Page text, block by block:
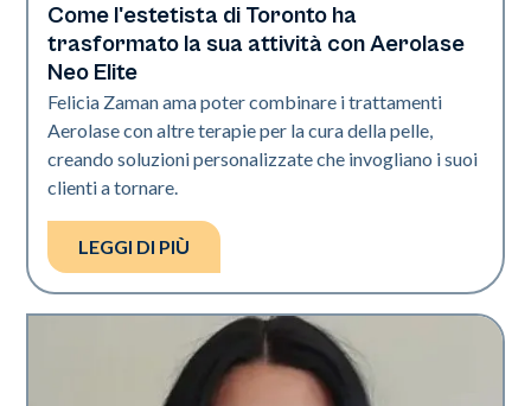
Neo Elite
Come l'estetista di Toronto ha
trasformato la sua attività con Aerolase
Neo Elite
Felicia Zaman ama poter combinare i trattamenti
Aerolase con altre terapie per la cura della pelle,
creando soluzioni personalizzate che invogliano i suoi
clienti a tornare.
LEGGI DI PIÙ